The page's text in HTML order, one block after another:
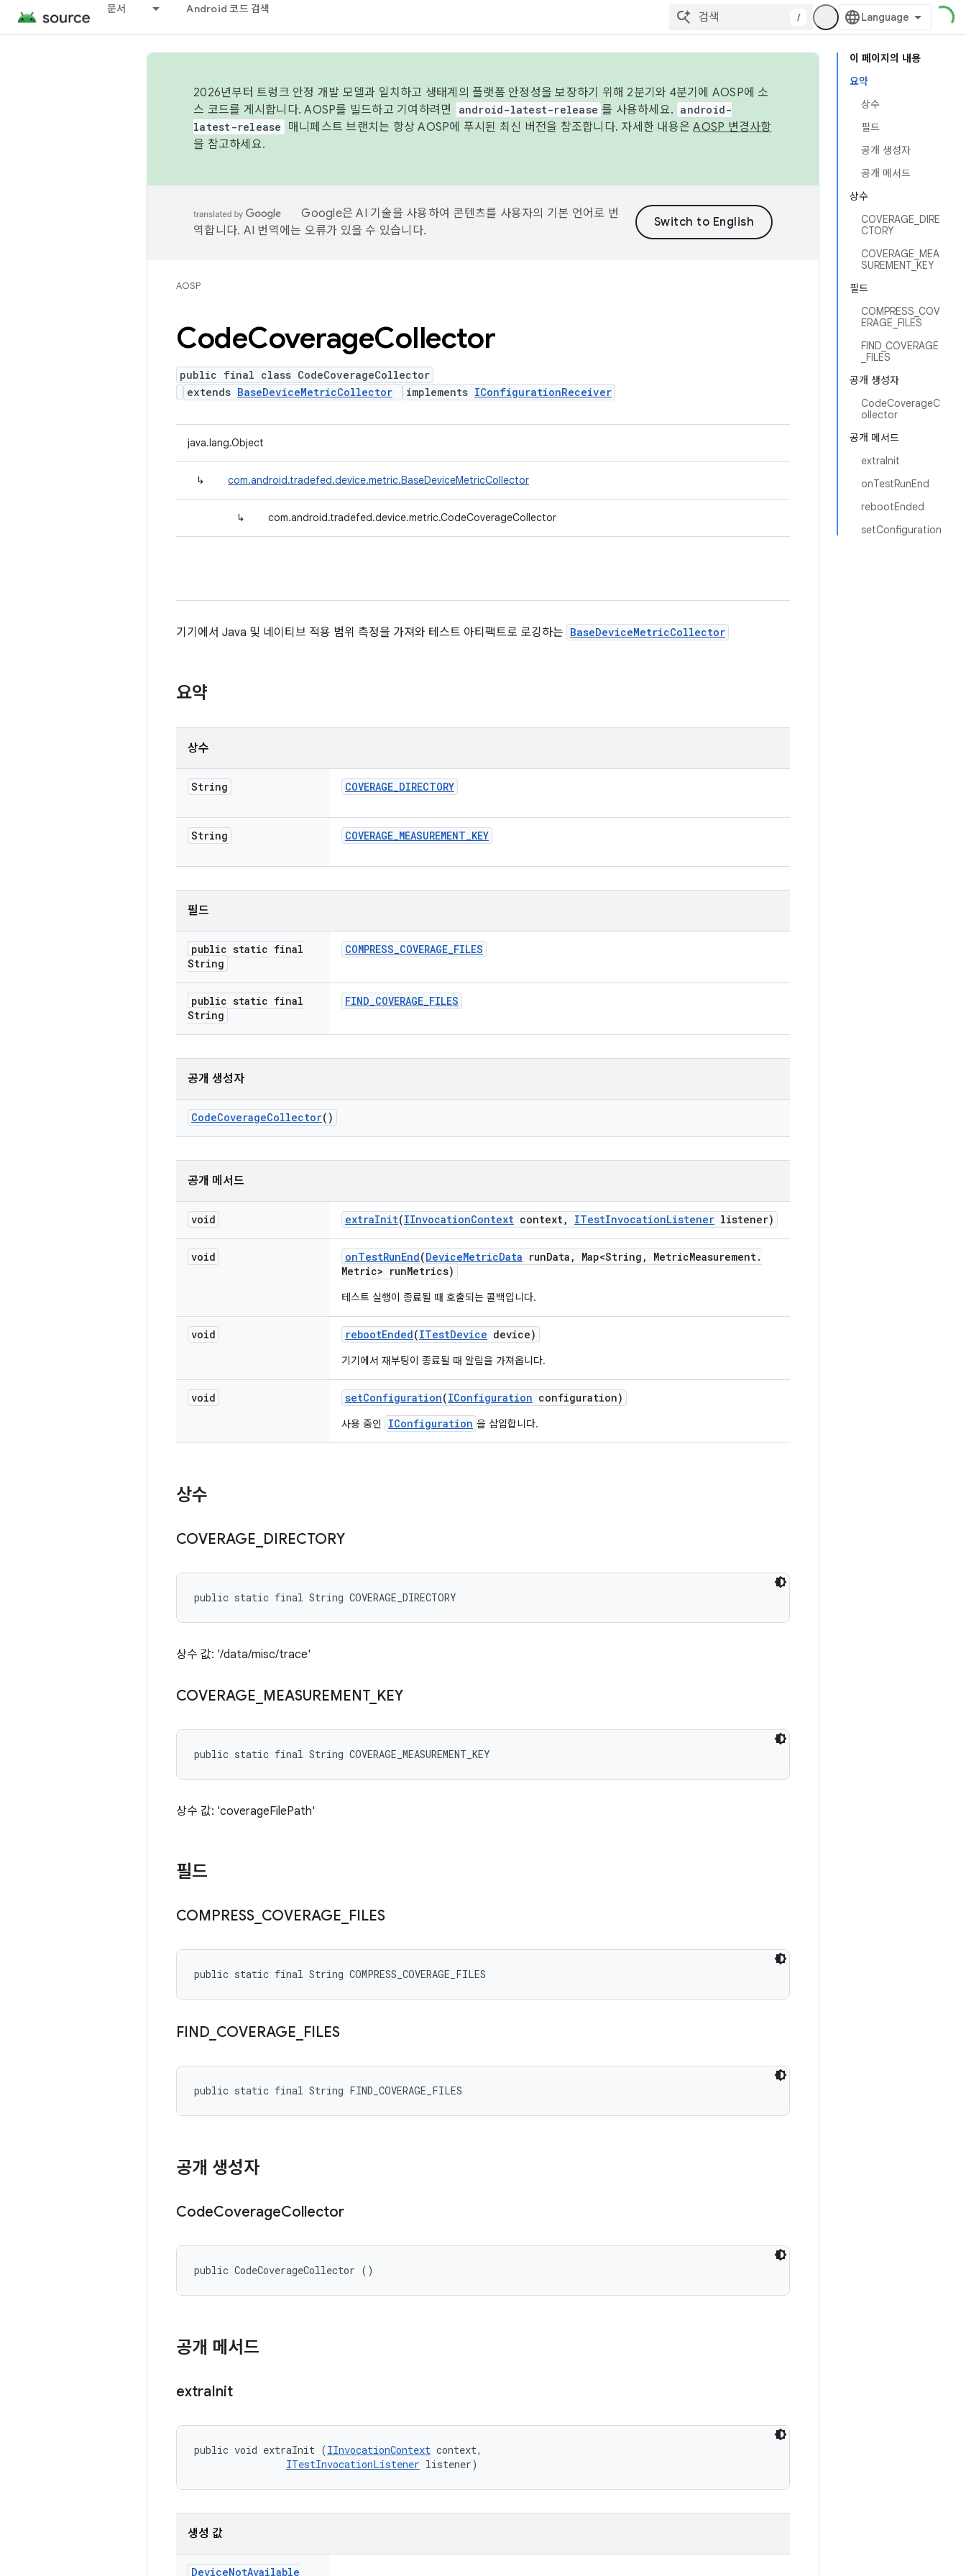
문서 Android 코드 검색
/
이 페이지의 내용
요약
상수
필드
공개 생성자
공개 메서드
상수
COVERAGE_DIRE
CTORY
COVERAGE_MEA
SUREMENT_KEY
필드
COMPRESS_COV
ERAGE_FILES
FIND_COVERAGE
_FILES
공개 생성자
CodeCoverageC
ollector
공개 메서드
extraInit
onTestRunEnd
rebootEnded
setConfiguration
2026년부터 트렁크 안정 개발 모델과 일치하고 생태계의 플랫폼 안정성을 보장하기 위해 2분기와 4분기에 AOSP에 소
스 코드를 게시합니다. AOSP를 빌드하고 기여하려면
android-latest-release 를 사용하세요. android-
latest-release
매니페스트 브랜치는 항상 AOSP에 푸시된 최신 버전을 참조합니다. 자세한 내용은AOSP 변경사항
을 참고하세요.
Google은 AI 기술을 사용하여 콘텐츠를 사용자의 기본 언어로 번
역합니다. AI 번역에는 오류가 있을 수 있습니다.
AOSP
CodeCoverageCollector
public final class CodeCoverageCollector
extends BaseDeviceMetricCollector implements IConfigurationReceiver
java.lang.Object
↳ com.android.tradefed.device.metric.BaseDeviceMetricCollector
↳ com.android.tradefed.device.metric.CodeCoverageCollector
기기에서 Java 및 네이티브 적용 범위 측정을 가져와 테스트 아티팩트로 로깅하는 BaseDeviceMetricCollector
요약
상수
String COVERAGE_DIRECTORY
String COVERAGE_MEASUREMENT_KEY
필드
public static final
String
COMPRESS_COVERAGE_FILES
public static final
String
FIND_COVERAGE_FILES
공개 생성자
CodeCoverageCollector()
공개 메서드
void extraInit(IInvocationContext context, ITestInvocationListener listener)
void onTestRunEnd(DeviceMetricData runData , Map<String , MetricMeasurement.
Metric> runMetrics)
테스트 실행이 종료될 때 호출되는 콜백입니다.
void rebootEnded(ITestDevice device)
기기에서 재부팅이 종료될 때 알림을 가져옵니다.
void setConfiguration(IConfiguration configuration)
사용 중인 IConfiguration 을 삽입합니다.
상수
COVERAGE DIRECTORY
public static final String COVERAGE_DIRECTORY
상수 값: '/data/misc/trace'
COVERAGE MEASUREMENT_ KEY
public static final String COVERAGE_MEASUREMENT_KEY
상수 값: 'coverageFilePath'
필드
COMPRESS COVERAGE FILES
public static final String COMPRESS_COVERAGE_FILES
FIND COVERAGE FILES
public static final String FIND_COVERAGE_FILES
공개 생성자
CodeCoverageCollector
public CodeCoverageCollector ()
공개 메서드
extraInit
public void extraInit (IInvocationContext context,
ITestInvocationListener listener)
생성 값
DeviceNotAvailable